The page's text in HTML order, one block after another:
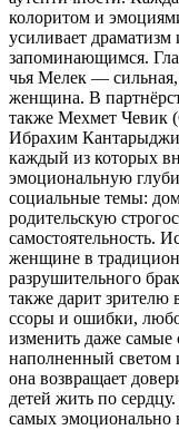
колоритом и
усиливает драматизм
запоминающимся.
чья Мелек —
женщина. В
также Мехмет Чевик
Ибрахим
каждый из которых
эмоциональную
социальные темы:
родительскую
самостоятельность.
женщине в
разрушительного
также дарит зрителю
ссоры и ошибки,
изменить даже самые
наполненный светом
она возвращает
детей жить по
самых